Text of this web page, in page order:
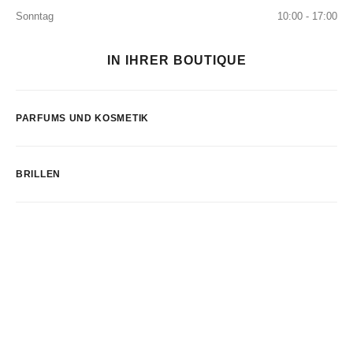
Sonntag
10:00 - 17:00
IN IHRER BOUTIQUE
PARFUMS UND KOSMETIK
BRILLEN